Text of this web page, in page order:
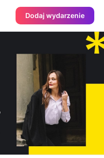
Dodaj wydarzenie